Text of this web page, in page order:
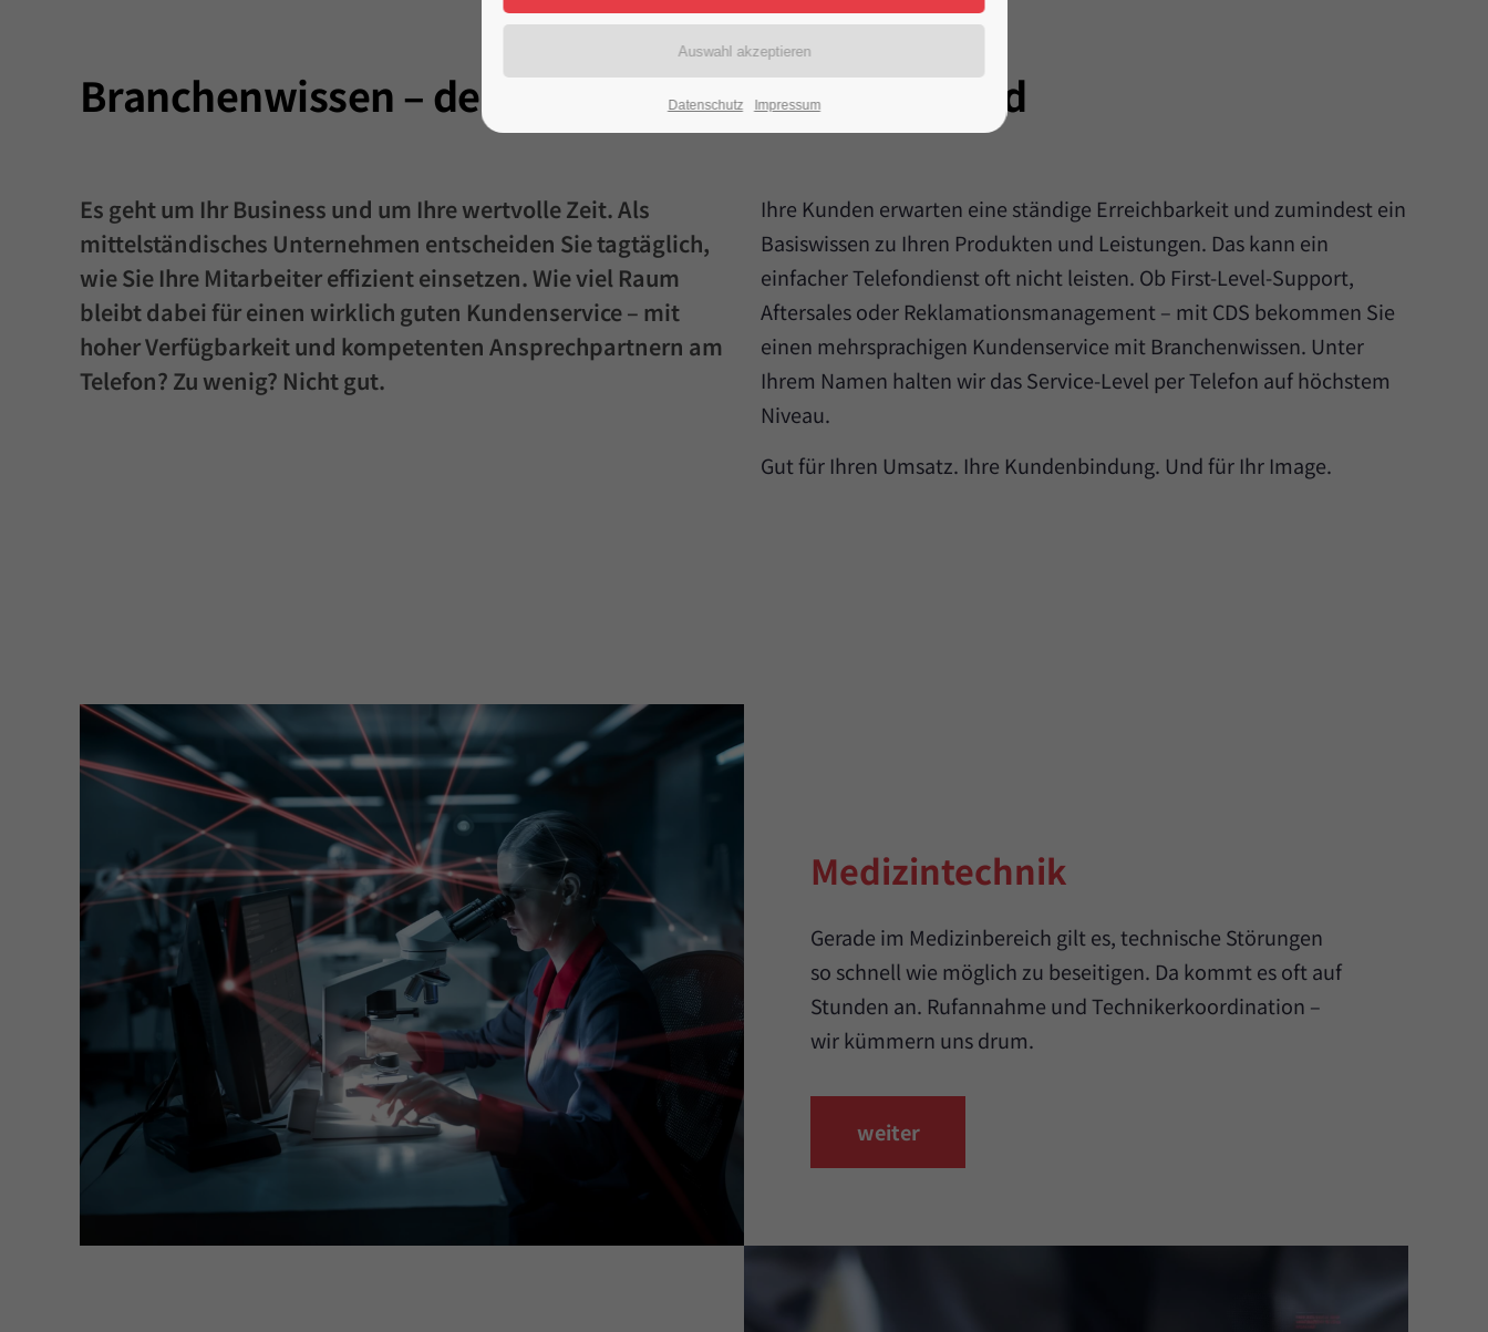
Branchenwissen – der entscheidende Unterschied
Es geht um Ihr Business und um Ihre wertvolle Zeit. Als
mittelständisches Unternehmen entscheiden Sie tagtäglich,
wie Sie Ihre Mitarbeiter effizient einsetzen. Wie viel Raum
bleibt dabei für einen wirklich guten Kundenservice – mit
hoher Verfügbarkeit und kompetenten Ansprechpartnern am
Telefon? Zu wenig? Nicht gut.
Ihre Kunden erwarten eine ständige Erreichbarkeit und zumindest ein
Basiswissen zu Ihren Produkten und Leistungen. Das kann ein
einfacher Telefondienst oft nicht leisten. Ob First-Level-Support,
Aftersales oder Reklamationsmanagement – mit CDS bekommen Sie
einen mehrsprachigen Kundenservice mit Branchenwissen. Unter
Ihrem Namen halten wir das Service-Level per Telefon auf höchstem
Niveau.
Gut für Ihren Umsatz. Ihre Kundenbindung. Und für Ihr Image.
Medizintechnik
Gerade im Medizinbereich gilt es, technische Störungen
so schnell wie möglich zu beseitigen. Da kommt es oft auf
Stunden an. Rufannahme und Technikerkoordination –
wir kümmern uns drum.
weiter
Datenschutz Impressum